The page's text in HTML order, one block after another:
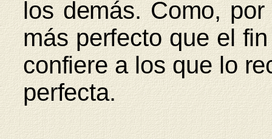
los demás. Como,
más perfecto que el
confiere a los que lo
perfecta.